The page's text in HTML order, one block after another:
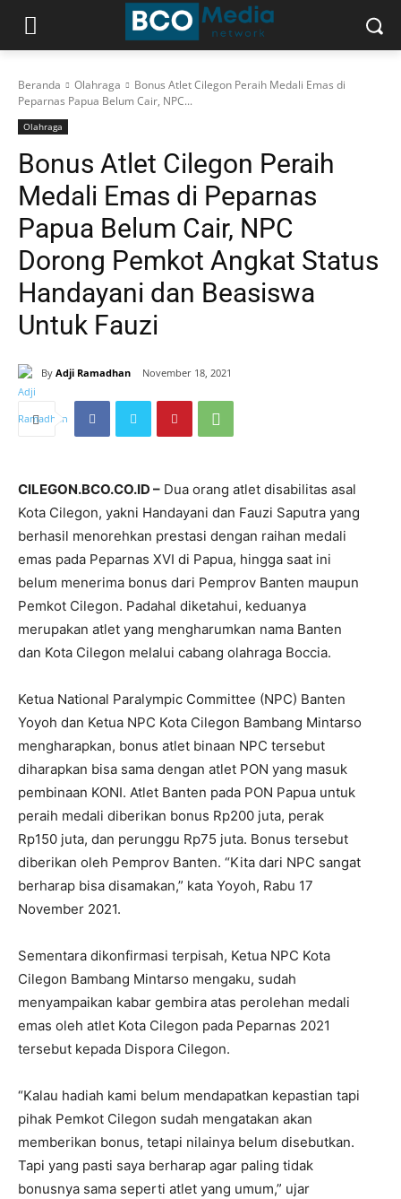
Beranda Olahraga
Bonus Atlet Cilegon Peraih Medali Emas di
Peparnas Papua Belum Cair, NPC...
Olahraga
Bonus Atlet Cilegon Peraih
Medali Emas di Peparnas
Papua Belum Cair, NPC
Dorong Pemkot Angkat Status
Handayani dan Beasiswa
Untuk Fauzi
By Adji Ramadhan November 18, 2021
CILEGON.BCO.CO.ID – Dua orang atlet disabilitas asal
Kota Cilegon, yakni Handayani dan Fauzi Saputra yang
berhasil menorehkan prestasi dengan raihan medali
emas pada Peparnas XVI di Papua, hingga saat ini
belum menerima bonus dari Pemprov Banten maupun
Pemkot Cilegon. Padahal diketahui, keduanya
merupakan atlet yang mengharumkan nama Banten
dan Kota Cilegon melalui cabang olahraga Boccia.
Ketua National Paralympic Committee (NPC) Banten
Yoyoh dan Ketua NPC Kota Cilegon Bambang Mintarso
mengharapkan, bonus atlet binaan NPC tersebut
diharapkan bisa sama dengan atlet PON yang masuk
pembinaan KONI. Atlet Banten pada PON Papua untuk
peraih medali diberikan bonus Rp200 juta, perak
Rp150 juta, dan perunggu Rp75 juta. Bonus tersebut
diberikan oleh Pemprov Banten. “Kita dari NPC sangat
berharap bisa disamakan,” kata Yoyoh, Rabu 17
November 2021.
Sementara dikonfirmasi terpisah, Ketua NPC Kota
Cilegon Bambang Mintarso mengaku, sudah
menyampaikan kabar gembira atas perolehan medali
emas oleh atlet Kota Cilegon pada Peparnas 2021
tersebut kepada Dispora Cilegon.
“Kalau hadiah kami belum mendapatkan kepastian tapi
pihak Pemkot Cilegon sudah mengatakan akan
memberikan bonus, tetapi nilainya belum disebutkan.
Tapi yang pasti saya berharap agar paling tidak
bonusnya sama seperti atlet yang umum,” ujar